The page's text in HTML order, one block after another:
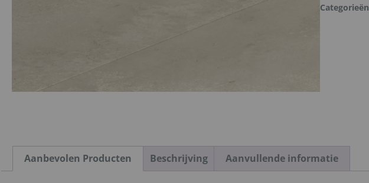
Categorieën
Aanbevolen Producten Beschrijving Aanvullende informatie